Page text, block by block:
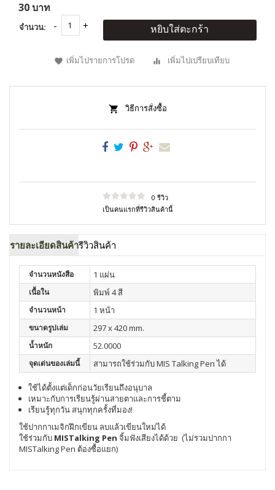
30 บาท
จำนวน: หยิบใส่ตะกร้า
เพิ่มไปรายการโปรด เพิ่มไปเปรียบเทียบ
วิธีการสั่งซื้อ
0 รีวิว
เป็นคนแรกที่รีวิวสินค้านี้
รายละเอียดสินค้ารีวิวสินค้า
จำนวนหนังสือ 1 แผ่น
เนื้อใน พิมพ์ 4 สี
จำนวนหน้า 1 หน้า
ขนาดรูปเล่ม 297 x 420 mm.
น้ำหนัก 52.0000
จุดเด่นของเล่มนี้ สามารถใช้ร่วมกับ MIS Talking Pen ได้
ใช้ได้ตั้งแต่เด็กก่อนวัยเรียนถึงอนุบาล
เหมาะกับการเรียนรู้ผ่านสายตาและการชี้ตาม
เรียนรู้ทุกวัน สนุกทุกครั้งที่มอง!
ใช้ปากกาเมจิกฝึกเขียน ลบแล้วเขียนใหม่ได้
ใช้ร่วมกับ MISTalking Pen จิ้มฟังเสียงได้ด้วย (ไม่รวมปากกา
MISTalking Pen ต้องซื้อแยก)